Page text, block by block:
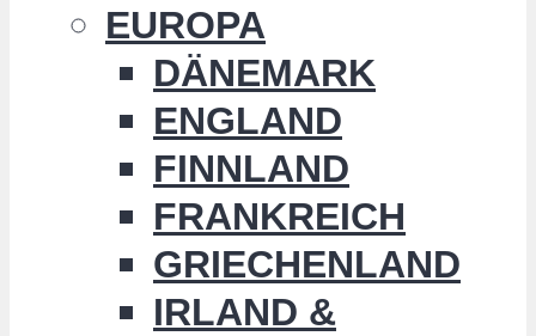
EUROPA
DÄNEMARK
ENGLAND
FINNLAND
FRANKREICH
GRIECHENLAND
IRLAND &